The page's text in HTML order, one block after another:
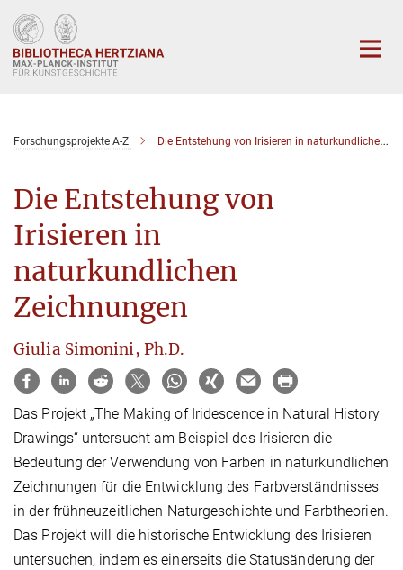
Hauptinhalt
Forschungsprojekte A-Z Die Entstehung von Irisieren in naturkundlichen Zeichnungen
Die Entstehung von
Irisieren in
naturkundlichen
Zeichnungen
Giulia Simonini, Ph.D.
Das Projekt „The Making of Iridescence in Natural History
Drawings“ untersucht am Beispiel des Irisieren die
Bedeutung der Verwendung von Farben in naturkundlichen
Zeichnungen für die Entwicklung des Farbverständnisses
in der frühneuzeitlichen Naturgeschichte und Farbtheorien.
Das Projekt will die historische Entwicklung des Irisieren
untersuchen, indem es einerseits die Statusänderung der